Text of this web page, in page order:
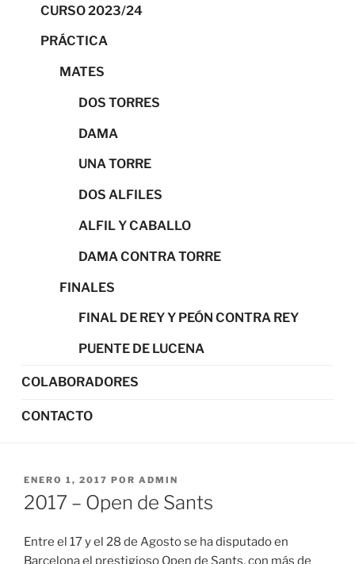
CURSO 2023/24
PRÁCTICA
MATES
DOS TORRES
DAMA
UNA TORRE
DOS ALFILES
ALFIL Y CABALLO
DAMA CONTRA TORRE
FINALES
FINAL DE REY Y PEÓN CONTRA REY
PUENTE DE LUCENA
COLABORADORES
CONTACTO
PUBLICADO
EL
ENERO 1, 2017 POR ADMIN
2017 – Open de Sants
Entre el 17 y el 28 de Agosto se ha disputado en
Barcelona el prestigioso Open de Sants, con más de